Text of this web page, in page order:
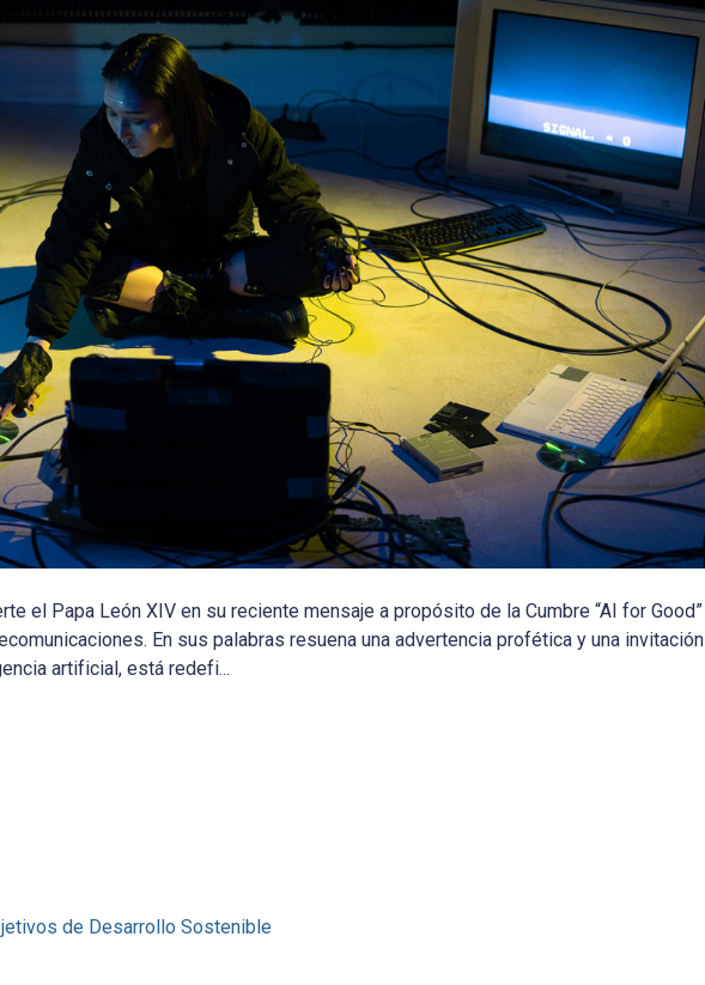
el Papa León XIV en su reciente mensaje a propósito de la Cumbre “AI for Good”
En sus palabras resuena una advertencia profética y una invitación
artificial, está redefi...
de Desarrollo Sostenible